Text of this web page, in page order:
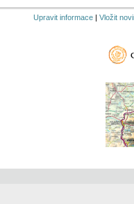
Upravit informace| Vložit